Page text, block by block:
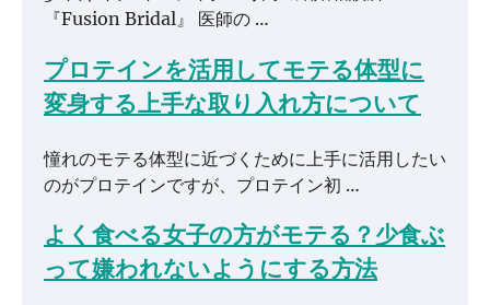
『Fusion Bridal』 医師の …
プロテインを活用してモテる体型に
変身する上手な取り入れ方について
憧れのモテる体型に近づくために上手に活用したい
のがプロテインですが、プロテイン初 …
よく食べる女子の方がモテる？少食ぶ
って嫌われないようにする方法